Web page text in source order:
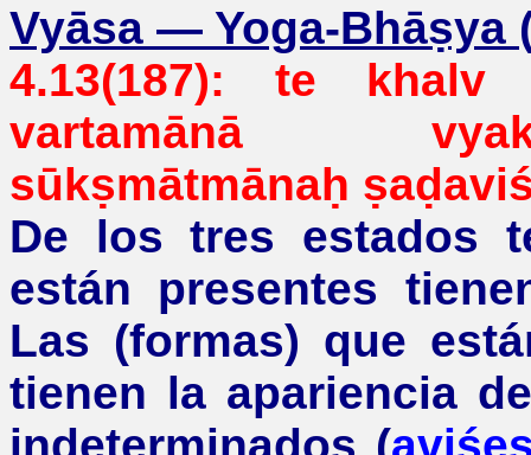
Vyāsa — Yoga-Bhāṣya
4.13(187): te
vartamānā
sūkṣmātmānaḥ ṣaḍa
De los tres estados
están presentes
Las (formas) que
tienen la apariencia
indeterminados (